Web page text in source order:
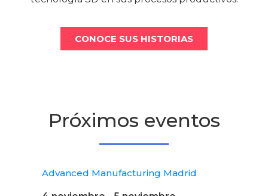
CONOCE SUS HISTORIAS
Próximos eventos
Advanced Manufacturing Madrid